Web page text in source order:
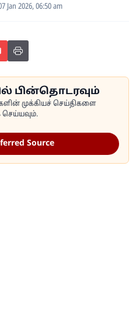
Jan 2026, 06:50 am
பின்தொடரவும்
முக்கியச் செய்திகளை
செய்யவும்.
Source